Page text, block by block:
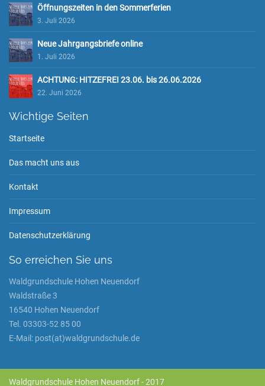
Öffnungszeiten in den Sommerferien
3. Juli 2026
Neue Jahrgangsbriefe online
1. Juli 2026
ACHTUNG: HITZEFREI 23.06. bis 26.06.2026
22. Juni 2026
Wichtige Seiten
Startseite
Das macht uns aus
Kontakt
Impressum
Datenschutzerklärung
So erreichen Sie uns
Waldgrundschule Hohen Neuendorf
Waldstraße 3
16540 Hohen Neuendorf
Tel. 03303-52 85 00
E-Mail: post(at)waldgrundschule.de
Waldgrundschule Hohen Neuendorf - 2017